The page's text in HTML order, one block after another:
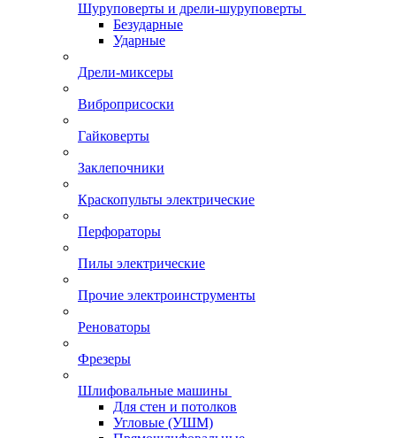
Шуруповерты и дрели-шуруповерты
Безударные
Ударные
Дрели-миксеры
Виброприсоски
Гайковерты
Заклепочники
Краскопульты электрические
Перфораторы
Пилы электрические
Прочие электроинструменты
Реноваторы
Фрезеры
Шлифовальные машины
Для стен и потолков
Угловые (УШМ)